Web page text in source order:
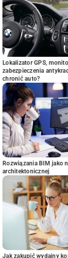
Lokalizator GPS,
zabezpieczenia
chronić auto?
Rozwiązania BIM jako
architektonicznej
Jak zakupić wydajny